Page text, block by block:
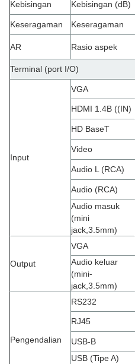
Kebisingan Kebisingan (dB)
Keseragaman Keseragaman
AR Rasio aspek
Terminal (port I/O)
Input
VGA
HDMI 1.4B ((IN)
HD BaseT
Video
Audio L (RCA)
Audio (RCA)
Audio masuk
(mini
jack,3.5mm)
Output
VGA
Audio keluar
(mini-
jack,3.5mm)
Pengendalian
RS232
RJ45
USB-B
USB (Tipe A)